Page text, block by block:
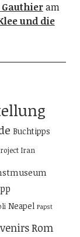
Gauthieram
und die
Buchtipps
Iran
Neapel Papst
Rom